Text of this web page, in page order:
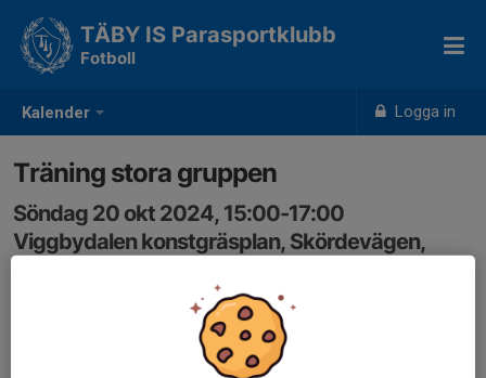
Kalender Logga in
TÄBY IS Parasportklubb
Fotboll
Träning stora gruppen
Söndag 20 okt 2024, 15:00-17:00
Viggbydalen konstgräsplan, Skördevägen,